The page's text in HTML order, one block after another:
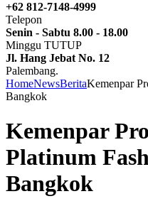
+62 812-7148-4999
Telepon
Senin - Sabtu 8.00 - 18.00
Minggu TUTUP
Jl. Hang Jebat No. 12
Palembang.
HomeNewsBeritaKemenpar
Bangkok
Kemenpar
Platinum
Bangkok